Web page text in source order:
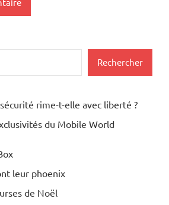
Rechercher
rime-t-elle avec liberté ?
du Mobile World
leur phoenix
de Noël